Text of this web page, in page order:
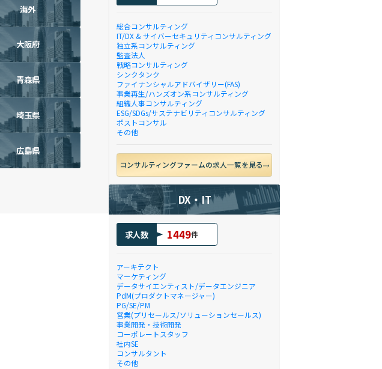
海外
大阪府
青森県
埼玉県
広島県
総合コンサルティング
IT/DX & サイバーセキュリティコンサルティング
独立系コンサルティング
監査法人
戦略コンサルティング
シンクタンク
ファイナンシャルアドバイザリー(FAS)
事業再生/ハンズオン系コンサルティング
組織人事コンサルティング
ESG/SDGs/サステナビリティコンサルティング
ポストコンサル
その他
コンサルティングファームの求人一覧を見る
DX・IT
求人数 1449件
アーキテクト
マーケティング
データサイエンティスト/データエンジニア
PdM(プロダクトマネージャー)
PG/SE/PM
営業(プリセールス/ソリューションセールス)
事業開発・技術開発
コーポレートスタッフ
社内SE
コンサルタント
その他